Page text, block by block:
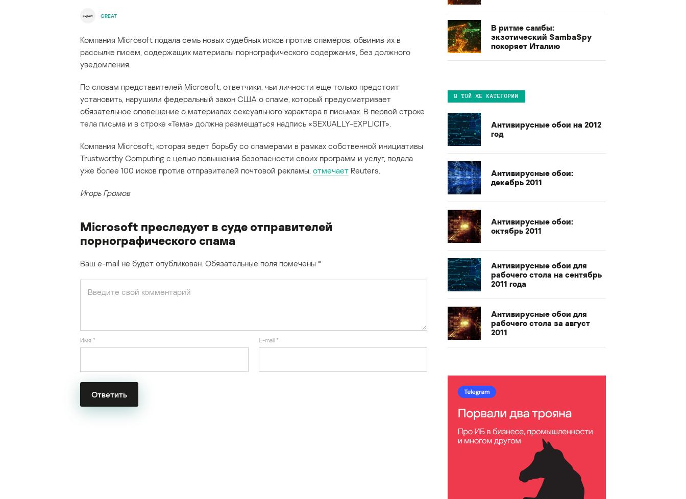
GREAT
Компания Microsoft подала семь новых судебных исков против спамеров, обвинив их в
рассылке писем, содержащих материалы порнографического содержания, без должного
уведомления.
По словам представителей Microsoft, ответчики, чьи личности еще только предстоит
установить, нарушили федеральный закон США о спаме, который предусматривает
обязательное оповещение о материалах сексуального характера в письмах. В первой строке
тела письма и в строке «Тема» должна размещаться надпись «SEXUALLY-EXPLICIT».
Компания Microsoft, которая ведет борьбу со спамерами в рамках собственной инициативы
Trustworthy Computing с целью повышения безопасности своих программ и услуг, подала
уже более 100 исков против отправителей почтовой рекламы, отмечает Reuters.
Игорь Громов
Microsoft преследует в суде отправителей
порнографического спама
Ваш e-mail не будет опубликован. Обязательные поля помечены *
Имя * E-mail *
В ритме самбы:
экзотический SambaSpy
покоряет Италию
В ТОЙ ЖЕ КАТЕГОРИИ
Антивирусные обои на 2012
год
Антивирусные обои:
декабрь 2011
Антивирусные обои:
октябрь 2011
Антивирусные обои для
рабочего стола на сентябрь
2011 года
Антивирусные обои для
рабочего стола за август
2011